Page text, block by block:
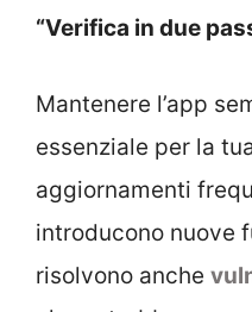
“Verifica in due
Mantenere l’app
essenziale per la
aggiornamenti
introducono nuove
risolvono anche